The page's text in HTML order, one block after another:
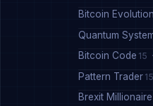
Bitcoin Evolution
Quantum
Bitcoin Code 15
Pattern Trader 15
Brexit Millionaire